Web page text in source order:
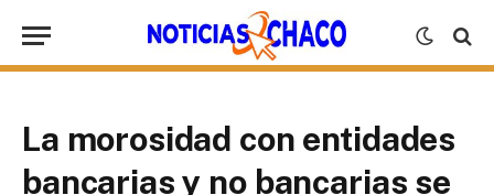
La morosidad con entidades
bancarias y no bancarias se